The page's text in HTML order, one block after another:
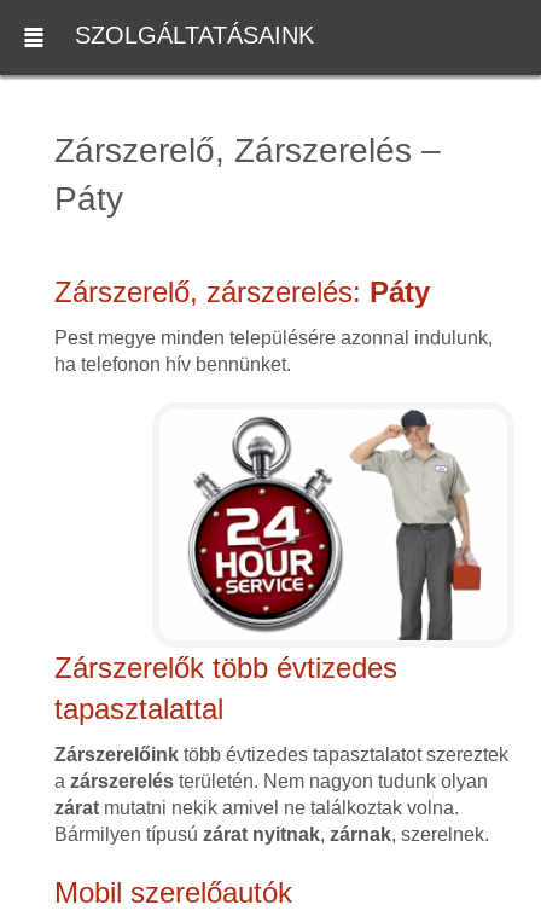
SZOLGÁLTATÁSAINK
Zárszerelő, Zárszerelés –
Páty
Zárszerelő, zárszerelés: Páty
Pest megye minden településére azonnal indulunk,
ha telefonon hív bennünket.
Zárszerelők több évtizedes
tapasztalattal
Zárszerelőinktöbb évtizedes tapasztalatot szereztek
a zárszerelésterületén. Nem nagyon tudunk olyan
záratmutatni nekik amivel ne találkoztak volna.
Bármilyen típusú zárat nyitnak, zárnak, szerelnek.
Mobil szerelőautók